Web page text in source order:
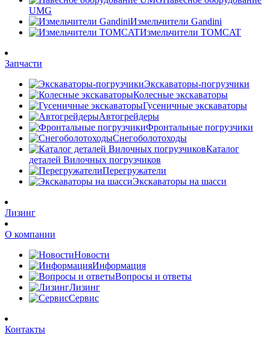
UMG
Измельчители Gandini
Измельчители TOMCAT
Запчасти
Экскаваторы-погрузчики
Колесные экскаваторы
Гусеничные экскаваторы
Автогрейдеры
Фронтальные погрузчики
Снегоболотоходы
Каталог
деталей Вилочных погрузчиков
Перегружатели
Экскаваторы на шасси
Лизинг
О компании
Новости
Информация
Вопросы и ответы
Лизинг
Сервис
Контакты